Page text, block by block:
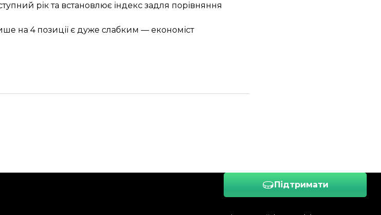
рік та встановлює індекс задля порівняння
на 4 позиції є дуже слабким — економіст
Підтримати